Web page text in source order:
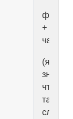
+
(я
знаю,
что
такого
слова